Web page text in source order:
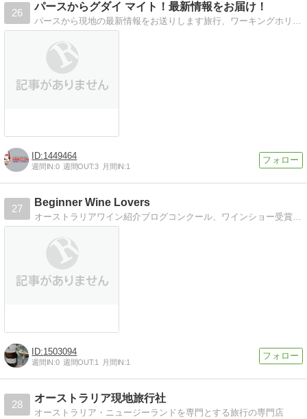
26
パースからグダイ マイト！最新情報をお届け！
パースから現地の最新情報をお送りします旅行、ワーキングホリデーに役立つおすすめ観光地やお店です。
1449464
週間IN:0 週間OUT:3 月間IN:1
27
Beginner Wine Lovers
オーストラリアワイン紹介ブログコンクール、ワインショー受賞ワインを中心に飲んだワイン、飲みたいワインについて。
1503094
週間IN:0 週間OUT:1 月間IN:1
28
オーストラリア現地旅行社
オーストラリア・ニュージーランドを専門とする旅行の専門店